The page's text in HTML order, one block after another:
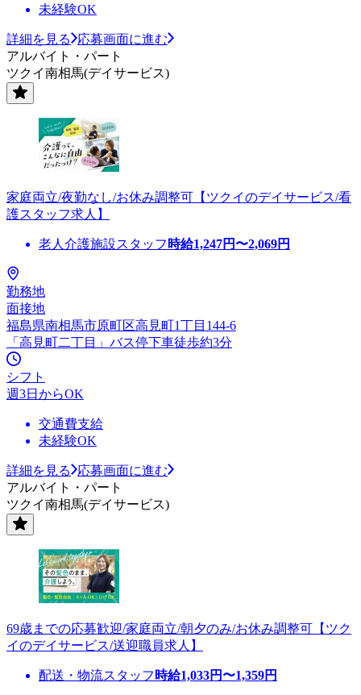
未経験OK
詳細を見る
応募画面に進む
アルバイト・パート
ツクイ南相馬(デイサービス)
家庭両立/夜勤なし/お休み調整可【ツクイのデイサービス/看
護スタッフ求人】
老人介護施設スタッフ 時給1,247円〜2,069円
勤務地
面接地
福島県南相馬市原町区高見町1丁目144-6
「高見町二丁目」バス停下車徒歩約3分
シフト
週3日からOK
交通費支給
未経験OK
詳細を見る
応募画面に進む
アルバイト・パート
ツクイ南相馬(デイサービス)
69歳までの応募歓迎/家庭両立/朝夕のみ/お休み調整可【ツク
イのデイサービス/送迎職員求人】
配送・物流スタッフ 時給1,033円〜1,359円